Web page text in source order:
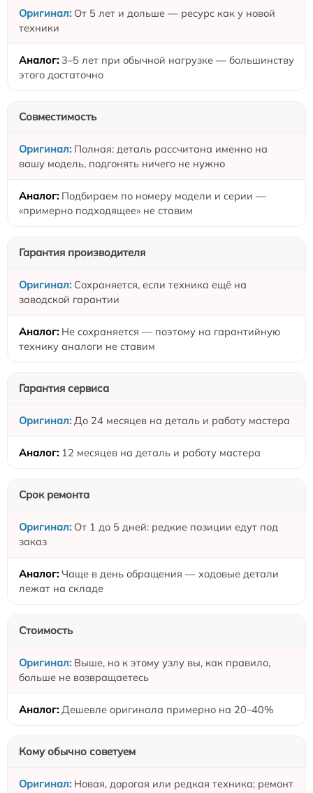
От 5 лет и дольше — ресурс как у новой
техники
3–5 лет при обычной нагрузке — большинству
этого достаточно
Совместимость
Полная: деталь рассчитана именно на
вашу модель, подгонять ничего не нужно
Подбираем по номеру модели и серии —
«примерно подходящее» не ставим
Гарантия производителя
Сохраняется, если техника ещё на
заводской гарантии
Не сохраняется — поэтому на гарантийную
технику аналоги не ставим
Гарантия сервиса
До 24 месяцев на деталь и работу мастера
12 месяцев на деталь и работу мастера
Срок ремонта
От 1 до 5 дней: редкие позиции едут под
заказ
Чаще в день обращения — ходовые детали
лежат на складе
Стоимость
Выше, но к этому узлу вы, как правило,
больше не возвращаетесь
Дешевле оригинала примерно на 20–40%
Кому обычно советуем
Новая, дорогая или редкая техника; ремонт